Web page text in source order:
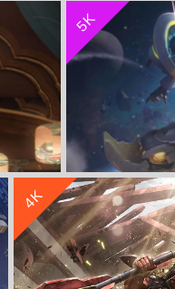
王者荣耀祈雪灵祝 公孙
5K
零号・雷霆-
4K